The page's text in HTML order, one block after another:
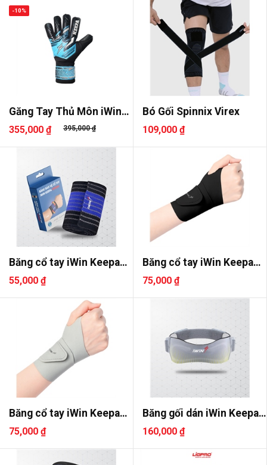
Găng Tay Thủ Môn iWin
Keepa ..
355,000 ₫ 395,000 ₫
-10%
Bó Gối Spinnix Virex
109,000 ₫
Băng cổ tay iWin Keepa
IWR50..
55,000 ₫
Băng cổ tay iWin Keepa
IWR50..
75,000 ₫
Băng cổ tay iWin Keepa
IWR50..
75,000 ₫
Băng gối dán iWin Keepa
IKN2..
160,000 ₫